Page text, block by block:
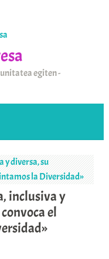
egiten
inclusiva y
el